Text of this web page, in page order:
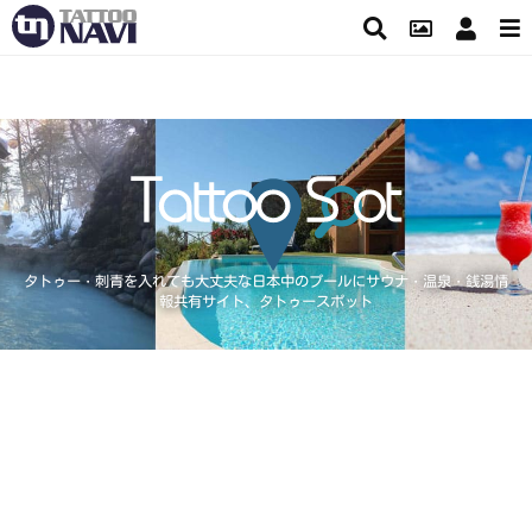
タトゥー・刺青を入れても大丈夫な日本中のプールにサウナ・温泉・銭湯情
報共有サイト、タトゥースポット